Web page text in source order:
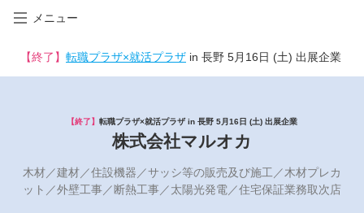
メニュー
【終了】 転職プラザ×就活プラザ in 長野 5月16日 (土) 出展企業
【終了】 転職プラザ×就活プラザ in 長野 5月16日 (土) 出展企業
株式会社マルオカ
木材／建材／住設機器／サッシ等の販売及び施工／木材プレカ
ット／外壁工事／断熱工事／太陽光発電／住宅保証業務取次店